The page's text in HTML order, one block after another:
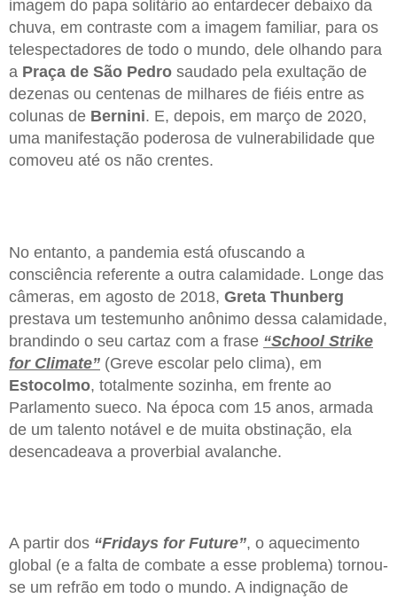
imagem do papa solitário ao entardecer debaixo da
chuva, em contraste com a imagem familiar, para os
telespectadores de todo o mundo, dele olhando para
a Praça de São Pedro saudado pela exultação de
dezenas ou centenas de milhares de fiéis entre as
colunas de Bernini. E, depois, em março de 2020,
uma manifestação poderosa de vulnerabilidade que
comoveu até os não crentes.
No entanto, a pandemia está ofuscando a
consciência referente a outra calamidade. Longe das
câmeras, em agosto de 2018, Greta Thunberg
prestava um testemunho anônimo dessa calamidade,
brandindo o seu cartaz com a frase “School Strike
for Climate” (Greve escolar pelo clima), em
Estocolmo, totalmente sozinha, em frente ao
Parlamento sueco. Na época com 15 anos, armada
de um talento notável e de muita obstinação, ela
desencadeava a proverbial avalanche.
A partir dos “Fridays for Future”, o aquecimento
global (e a falta de combate a esse problema) tornou-
se um refrão em todo o mundo. A indignação de